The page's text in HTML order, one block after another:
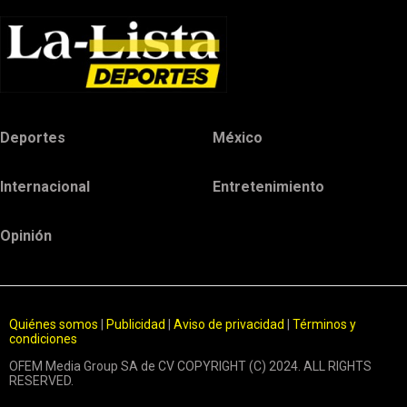
Deportes México
Internacional Entretenimiento
Opinión
Quiénes somos Publicidad Aviso de privacidad
Términos y
condiciones
OFEM Media Group SA de CV COPYRIGHT (C) 2024. ALL RIGHTS
RESERVED.